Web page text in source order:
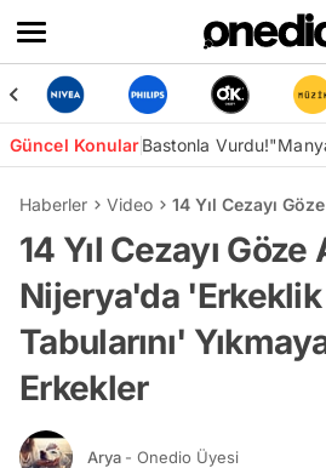
Güncel KonularBastonla Vurdu!
Haberler Video 14 Yıl Cezayı
14 Yıl Cezayı Göze
Nijerya'da 'Erkeklik
Tabularını'
Erkekler
Arya - Onedio Üyesi